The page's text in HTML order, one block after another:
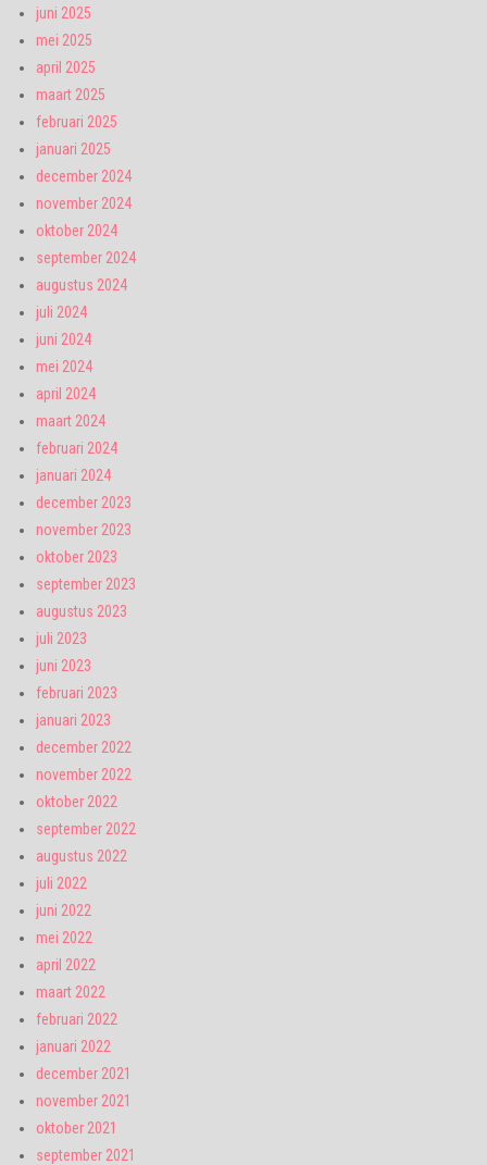
juni 2025
mei 2025
april 2025
maart 2025
februari 2025
januari 2025
december 2024
november 2024
oktober 2024
september 2024
augustus 2024
juli 2024
juni 2024
mei 2024
april 2024
maart 2024
februari 2024
januari 2024
december 2023
november 2023
oktober 2023
september 2023
augustus 2023
juli 2023
juni 2023
februari 2023
januari 2023
december 2022
november 2022
oktober 2022
september 2022
augustus 2022
juli 2022
juni 2022
mei 2022
april 2022
maart 2022
februari 2022
januari 2022
december 2021
november 2021
oktober 2021
september 2021